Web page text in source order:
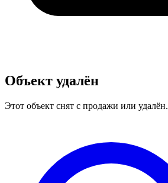
Объект удалён
Этот объект снят с продажи или удалён.